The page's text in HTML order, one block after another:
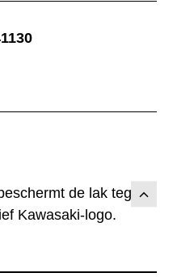
de lak tegen
Kawasaki-logo.